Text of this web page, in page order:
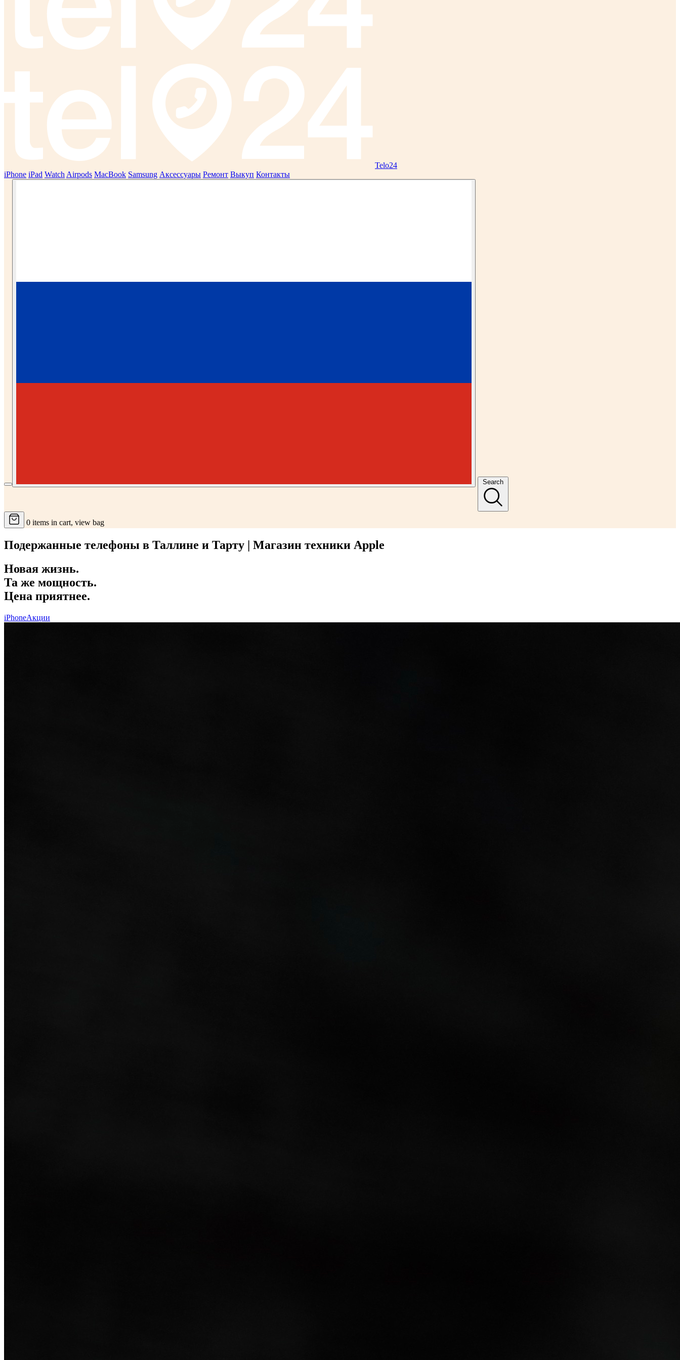
Telo24
iPhone iPad Watch Airpods MacBook Samsung Аксессуары Ремонт Выкуп Контакты
Search
0 items in cart, view bag
Подержанные телефоны в Таллине и Тарту | Магазин техники Apple
Новая жизнь.
Та же мощность.
Цена приятнее.
iPhoneАкции